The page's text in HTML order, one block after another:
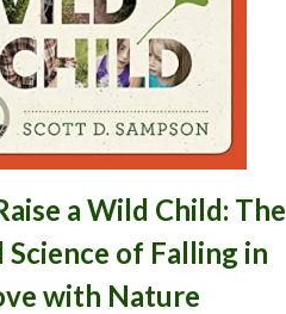
a Wild Child: The
Science of Falling in
with Nature